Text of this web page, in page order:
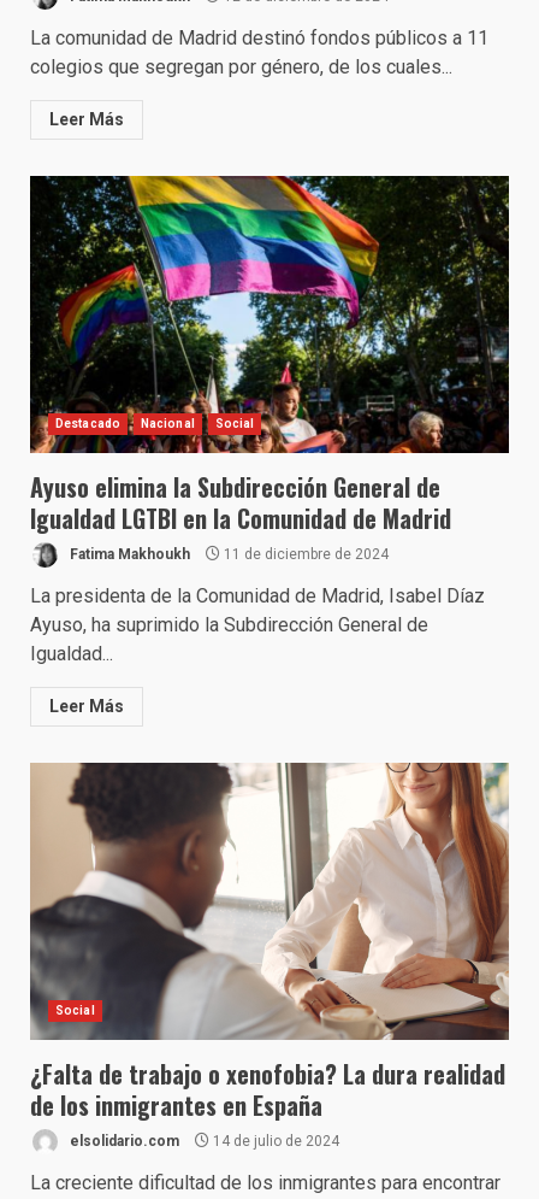
La comunidad de Madrid destinó fondos públicos a 11
colegios que segregan por género, de los cuales...
Leer Más
Destacado Nacional Social
Ayuso elimina la Subdirección General de
Igualdad LGTBI en la Comunidad de Madrid
Fatima Makhoukh 11 de diciembre de 2024
La presidenta de la Comunidad de Madrid, Isabel Díaz
Ayuso, ha suprimido la Subdirección General de
Igualdad...
Leer Más
Social
¿Falta de trabajo o xenofobia? La dura realidad
de los inmigrantes en España
elsolidario.com 14 de julio de 2024
La creciente dificultad de los inmigrantes para encontrar